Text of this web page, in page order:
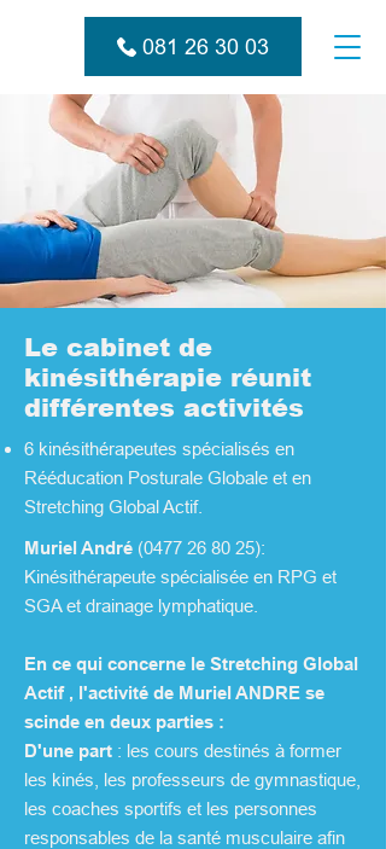
081 26 30 03
Le cabinet de
kinésithérapie réunit
différentes activités
6 kinésithérapeutes spécialisés en
Rééducation Posturale Globale et en
Stretching Global Actif.
Muriel André (0477 26 80 25):
Kinésithérapeute spécialisée en RPG et
SGA et drainage lymphatique.
En ce qui concerne le Stretching Global
Actif , l'activité de Muriel ANDRE se
scinde en deux parties :
D'une part : les cours destinés à former
les kinés, les professeurs de gymnastique,
les coaches sportifs et les personnes
responsables de la santé musculaire afin